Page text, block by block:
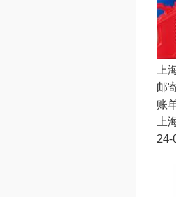
上
邮
账
上
24-